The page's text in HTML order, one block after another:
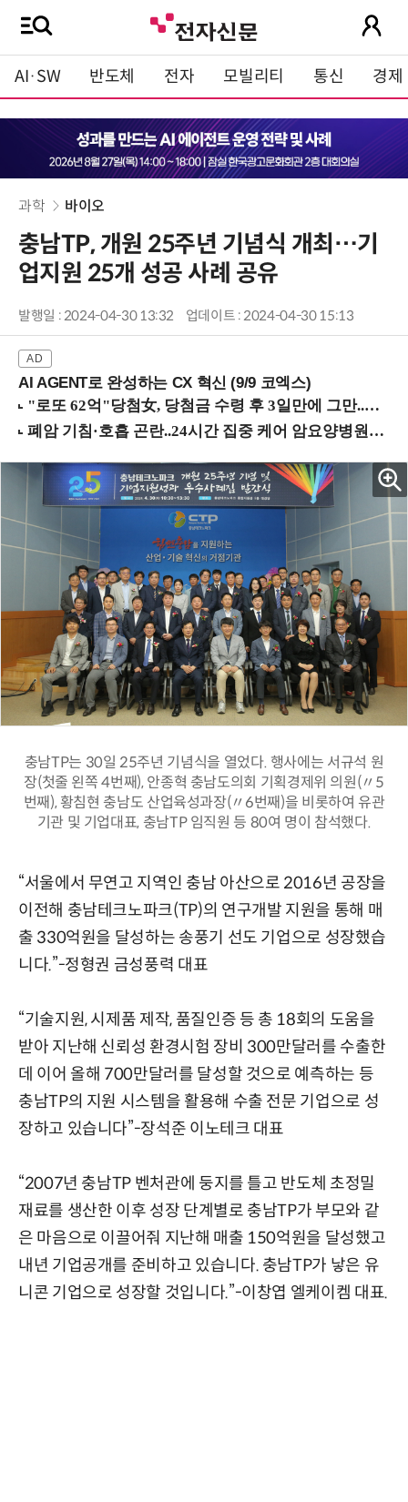
AI·SW 반도체 전자 모빌리티 통신 경제
과학 바이오
충남TP, 개원 25주년 기념식 개최…기
업지원 25개 성공 사례 공유
발행일 : 2024-04-30 13:32 업데이트 : 2024-04-30 15:13
AI AGENT로 완성하는 CX 혁신 (9/9 코엑스)
충남TP는 30일 25주년 기념식을 열었다. 행사에는 서규석 원
장(첫줄 왼쪽 4번째), 안종혁 충남도의회 기획경제위 의원(〃5
번째), 황침현 충남도 산업육성과장(〃6번째)을 비롯하여 유관
기관 및 기업대표, 충남TP 임직원 등 80여 명이 참석했다.
“서울에서 무연고 지역인 충남 아산으로 2016년 공장을
이전해 충남테크노파크(TP)의 연구개발 지원을 통해 매
출 330억원을 달성하는 송풍기 선도 기업으로 성장했습
니다.”-정형권 금성풍력 대표
“기술지원, 시제품 제작, 품질인증 등 총 18회의 도움을
받아 지난해 신뢰성 환경시험 장비 300만달러를 수출한
데 이어 올해 700만달러를 달성할 것으로 예측하는 등
충남TP의 지원 시스템을 활용해 수출 전문 기업으로 성
장하고 있습니다”-장석준 이노테크 대표
“2007년 충남TP 벤처관에 둥지를 틀고 반도체 초정밀
재료를 생산한 이후 성장 단계별로 충남TP가 부모와 같
은 마음으로 이끌어줘 지난해 매출 150억원을 달성했고
내년 기업공개를 준비하고 있습니다. 충남TP가 낳은 유
니콘 기업으로 성장할 것입니다.”-이창엽 엘케이켐 대표.